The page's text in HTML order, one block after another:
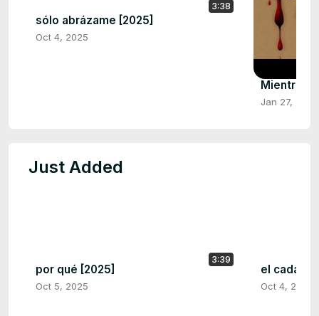
3:38
sólo abrázame [2025]
Oct 4, 2025
Mientras
Jan 27, 2024
Just Added
3:39
por qué [2025]
Oct 5, 2025
el
Oct 4, 2025